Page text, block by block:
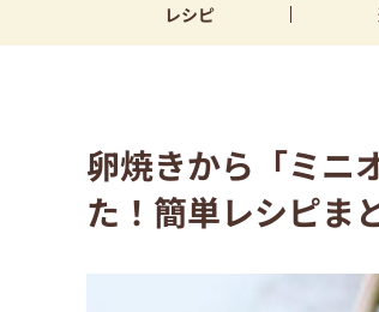
レシピ
卵焼きから「ミニ
た！簡単レシピま